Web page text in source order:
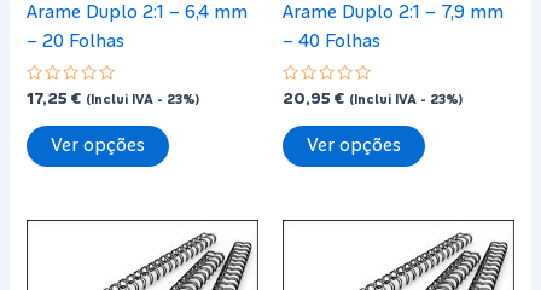
Arame Duplo 2:1 – 6,4 mm
– 20 Folhas
Avaliação
de
5
17,25€ (Inclui IVA - 23%)
Ver opções
product
multiple
variants.
The
Arame Duplo 2:1 – 7,9 mm
– 40 Folhas
Avaliação
de
5
20,95 € (Inclui IVA - 23%)
Ver opções
product
multiple
variants.
The